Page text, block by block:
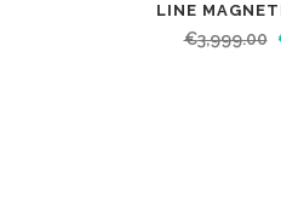
LINE
€3,999.00